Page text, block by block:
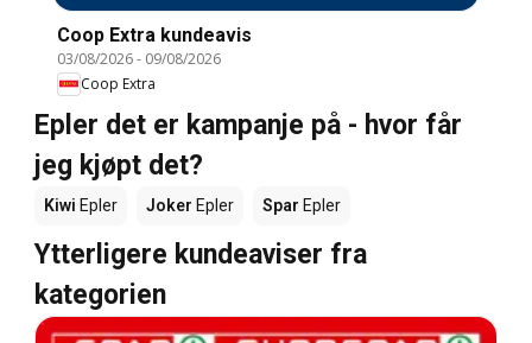
Coop Extra kundeavis
03/08/2026- 09/08/2026
Coop Extra
Epler det er kampanje på - hvor får
jeg kjøpt det?
Kiwi Epler Joker Epler Spar Epler
Ytterligere kundeaviser fra
kategorien